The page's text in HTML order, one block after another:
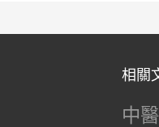
相關
中醫